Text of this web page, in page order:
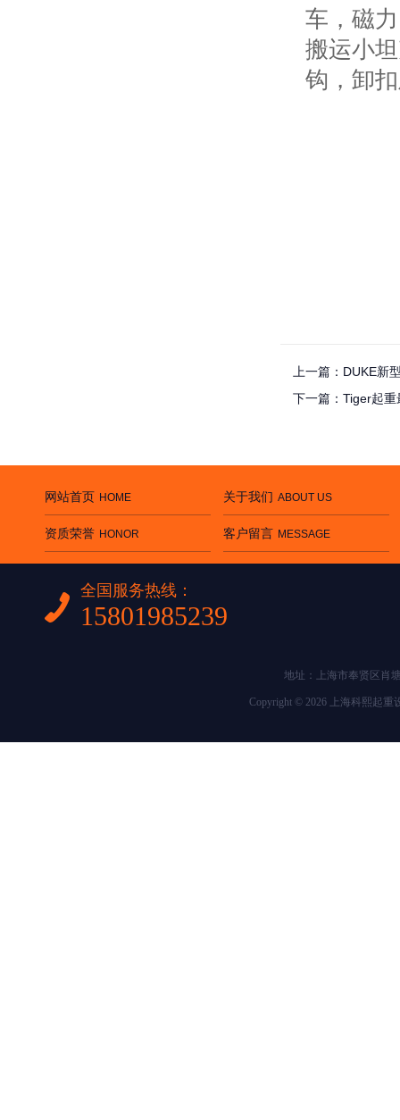
车，磁
搬运小
钩，卸
上一篇：DUKE新
下一篇：Tiger起
网站首页 HOME 关于我们 ABOUT US
资质荣誉 HONOR 客户留言 MESSAGE
全国服务热线：
15801985239
地址：上海市奉贤区肖
Copyright © 2026 上海科熙